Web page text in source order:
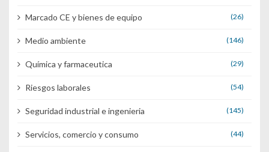
Marcado CE y bienes de equipo (26)
Medio ambiente (146)
Química y farmaceutica (29)
Riesgos laborales (54)
Seguridad industrial e ingenieria (145)
Servicios, comercio y consumo (44)